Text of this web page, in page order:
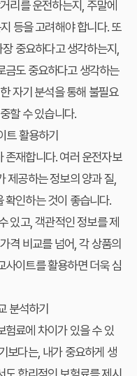
리를 운전하는지, 주말에
등을 고려해야 합니다. 또
중요하다고 생각하는지,
금도 중요하다고 생각하는
자기 분석을 통해 불필요
할 수 있습니다.
트 활용하기
존재합니다. 여러 운전자보
제공하는 정보의 양과 질,
확인하는 것이 좋습니다.
있고, 객관적인 정보를 제
격 비교를 넘어, 각 상품의
사이트를 활용하면 더욱 심
분석하기
험료에 차이가 있을 수 있
보다는, 내가 중요하게 생